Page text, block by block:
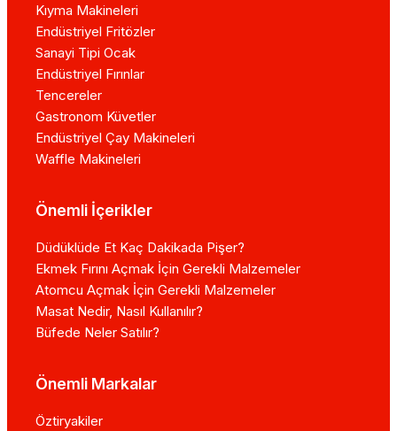
Hamur yoğurma makineleri hem ev mutfaklarında
Ticari olarak özellikle fırınlarda, pastanelerde ve
zahmetinden kurtarır.
Hamur Yoğurma Makinesi
Özellikle büyük aileler, sıkça evde yemek pişirenler
Hamur Yoğurma Makinesi
Hamur yoğurma makinesi satın almak istiyorsanız
Mutfak10’un kaliteli, en uygun ve çeşitli boyutlarda
Hamur Yoğurma Makinesi
Hamur yoğurma makinesi fiyatları Türkiye’de
Kıyma Makineleri
Endüstriyel Fritözler
Sanayi Tipi Ocak
Endüstriyel Fırınlar
Tencereler
Gastronom Küvetler
Endüstriyel Çay Makineleri
Waffle Makineleri
Önemli İçerikler
Düdüklüde Et Kaç Dakikada Pişer?
Ekmek Fırını Açmak İçin Gerekli Malzemeler
Atomcu Açmak İçin Gerekli Malzemeler
Masat Nedir, Nasıl Kullanılır?
Büfede Neler Satılır?
Önemli Markalar
Öztiryakiler